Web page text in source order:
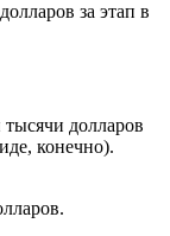
за этап в